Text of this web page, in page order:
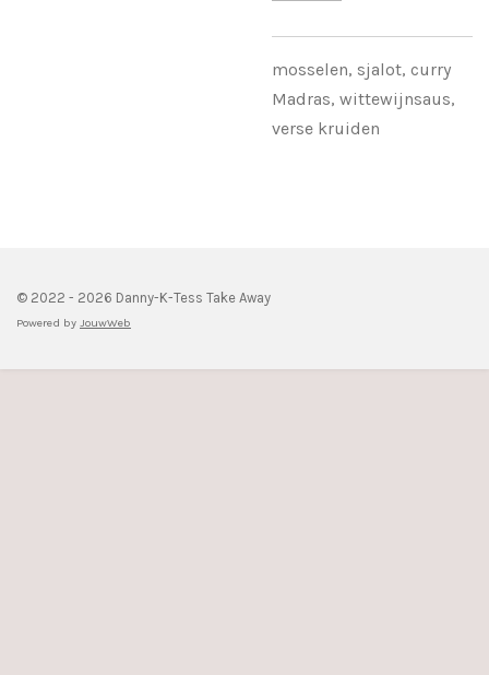
mosselen, sjalot, curry
Madras, wittewijnsaus,
verse kruiden
© 2022 - 2026 Danny-K-Tess Take Away
Powered by JouwWeb